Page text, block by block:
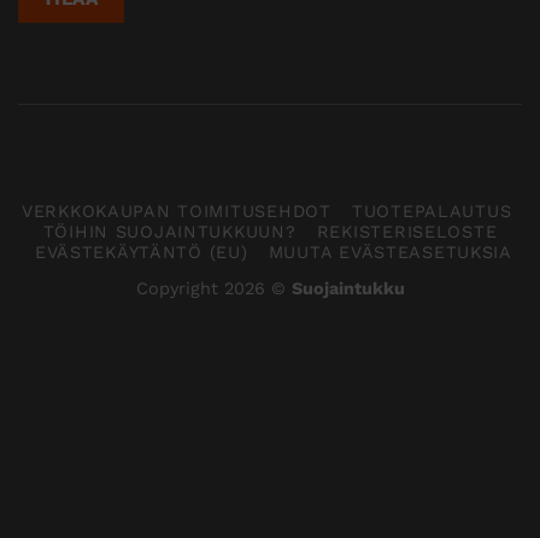
VERKKOKAUPAN TOIMITUSEHDOT
TUOTEPALAUTUS
TÖIHIN SUOJAINTUKKUUN?
REKISTERISELOSTE
EVÄSTEKÄYTÄNTÖ (EU)
MUUTA EVÄSTEASETUKSIA
Copyright 2026 © Suojaintukku